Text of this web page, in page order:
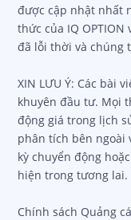
được cập nhật nhất
thức của IQ
đã lỗi thời và chúng
XIN LƯU Ý: Các bài
khuyên đầu tư. Mọi
động giá trong lịch
phân tích bên ngoài
kỳ chuyển động
hiện trong tương lai.
Chính sách Quảng